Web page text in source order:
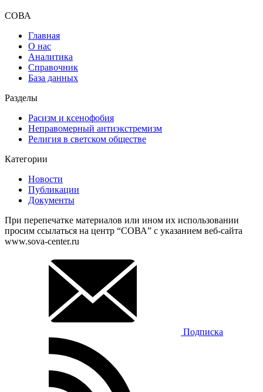
СОВА
Главная
О нас
Аналитика
Справочник
База данных
Разделы
Расизм и ксенофобия
Неправомерный антиэкстремизм
Религия в светском обществе
Категории
Новости
Публикации
Документы
При перепечатке материалов или ином их использовании
просим ссылаться на центр “СОВА” с указанием веб-сайта
www.sova-center.ru
Подписка